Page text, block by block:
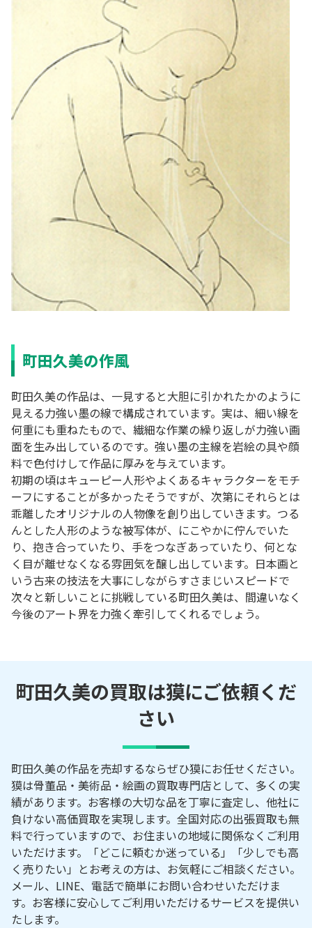
町田久美の作風
町田久美の作品は、一見すると大胆に引かれたかのように
見える力強い墨の線で構成されています。実は、細い線を
何重にも重ねたもので、繊細な作業の繰り返しが力強い画
面を生み出しているのです。強い墨の主線を岩絵の具や顔
料で色付けして作品に厚みを与えています。
初期の頃はキューピー人形やよくあるキャラクターをモチ
ーフにすることが多かったそうですが、次第にそれらとは
乖離したオリジナルの人物像を創り出していきます。つる
んとした人形のような被写体が、にこやかに佇んでいた
り、抱き合っていたり、手をつなぎあっていたり、何とな
く目が離せなくなる雰囲気を醸し出しています。日本画と
いう古来の技法を大事にしながらすさまじいスピードで
次々と新しいことに挑戦している町田久美は、間違いなく
今後のアート界を力強く牽引してくれるでしょう。
町田久美の買取は獏にご依頼くだ
さい
町田久美の作品を売却するならぜひ獏にお任せください。
獏は骨董品・美術品・絵画の買取専門店として、多くの実
績があります。お客様の大切な品を丁寧に査定し、他社に
負けない高価買取を実現します。全国対応の出張買取も無
料で行っていますので、お住まいの地域に関係なくご利用
いただけます。「どこに頼むか迷っている」「少しでも高
く売りたい」とお考えの方は、お気軽にご相談ください。
メール、LINE、電話で簡単にお問い合わせいただけま
す。お客様に安心してご利用いただけるサービスを提供い
たします。